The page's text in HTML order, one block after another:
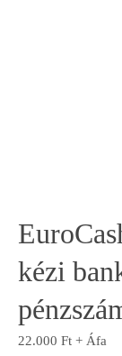
kézi
22.000 Ft + Áfa